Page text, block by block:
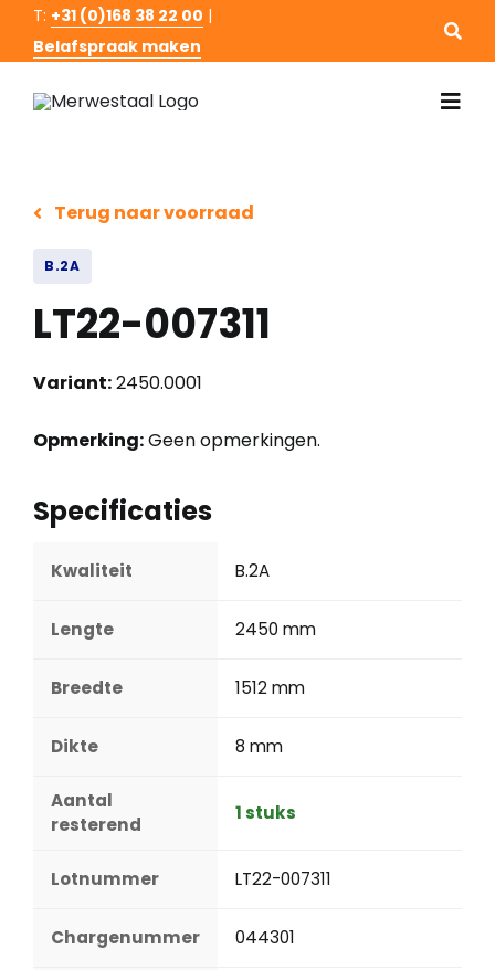
naar
inhoud
T: +31 (0)168 38 22 00 |
Belafspraak maken
Terug naar voorraad
B.2A
LT22-007311
Variant:2450.0001
Opmerking:Geen opmerkingen.
Specificaties
Kwaliteit B.2A
Lengte 2450 mm
Breedte 1512 mm
Dikte 8 mm
Aantal
resterend
1 stuks
Lotnummer LT22-007311
Chargenummer 044301